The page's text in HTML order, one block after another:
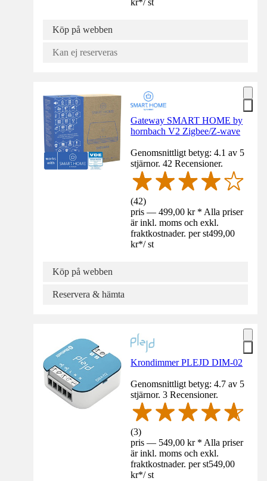
Köp på webben
Kan ej reserveras
Gateway SMART HOME by
hornbach V2 Zigbee/Z-wave
Genomsnittligt betyg: 4.1 av 5
stjärnor. 42 Recensioner.
(42)
pris — 499,00 kr * Alla priser
är inkl. moms och exkl.
fraktkostnader. per st499,00
kr*/ st
Köp på webben
Reservera & hämta
Krondimmer PLEJD DIM-02
Genomsnittligt betyg: 4.7 av 5
stjärnor. 3 Recensioner.
(3)
pris — 549,00 kr * Alla priser
är inkl. moms och exkl.
fraktkostnader. per st549,00
kr*/ st